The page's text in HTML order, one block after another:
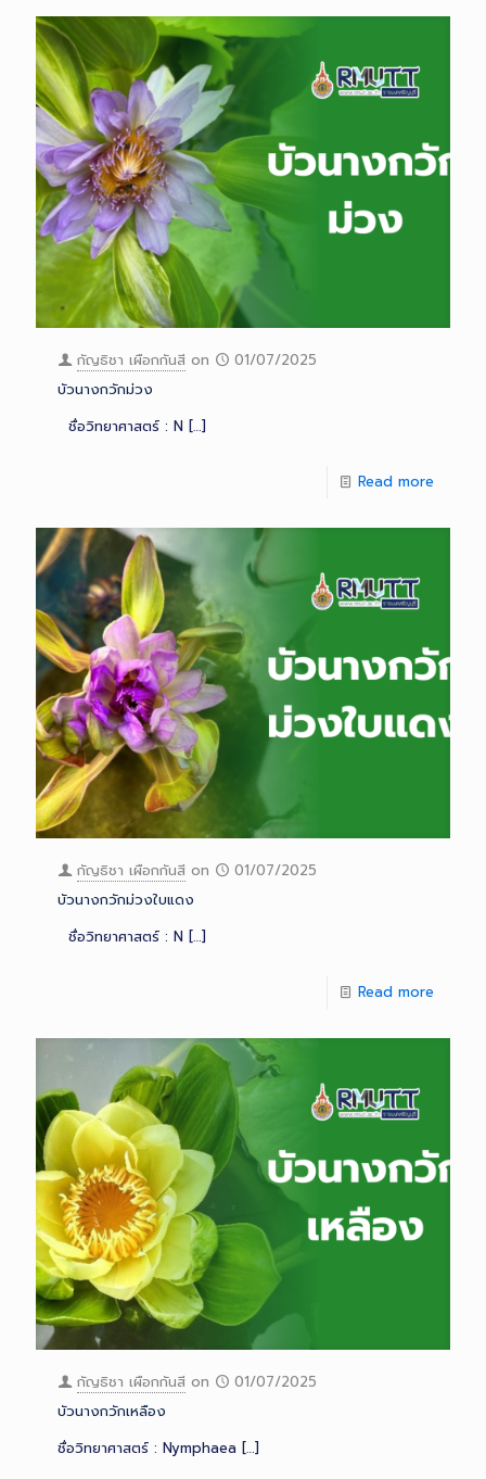
กัญธิชา เผือกกันสี on
01/07/2025
บัวนางกวักม่วง
ชื่อวิทยาศาสตร์ : N […]
Read more
กัญธิชา เผือกกันสี on
01/07/2025
บัวนางกวักม่วงใบแดง
ชื่อวิทยาศาสตร์ : N […]
Read more
กัญธิชา เผือกกันสี on
01/07/2025
บัวนางกวักเหลือง
ชื่อวิทยาศาสตร์ : Nymphaea […]